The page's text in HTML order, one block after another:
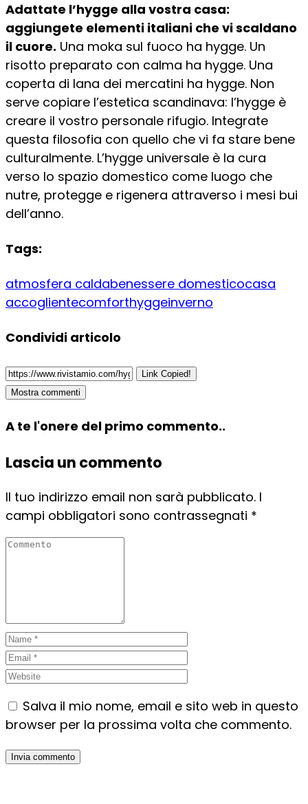
Adattate l’hygge alla vostra casa:
aggiungete elementi italiani che vi scaldano
il cuore. Una moka sul fuoco ha hygge. Un
risotto preparato con calma ha hygge. Una
coperta di lana dei mercatini ha hygge. Non
serve copiare l’estetica scandinava: l’hygge è
creare il vostro personale rifugio. Integrate
questa filosofia con quello che vi fa stare bene
culturalmente. L’hygge universale è la cura
verso lo spazio domestico come luogo che
nutre, protegge e rigenera attraverso i mesi bui
dell’anno.
Tags:
atmosfera caldabenessere domesticocasa
accoglientecomforthyggeinverno
Condividi articolo
Link Copied!
Mostra commenti
A te l'onere del primo commento..
Lascia un commento
Il tuo indirizzo email non sarà pubblicato. I
campi obbligatori sono contrassegnati *
Salva il mio nome, email e sito web in questo
browser per la prossima volta che commento.